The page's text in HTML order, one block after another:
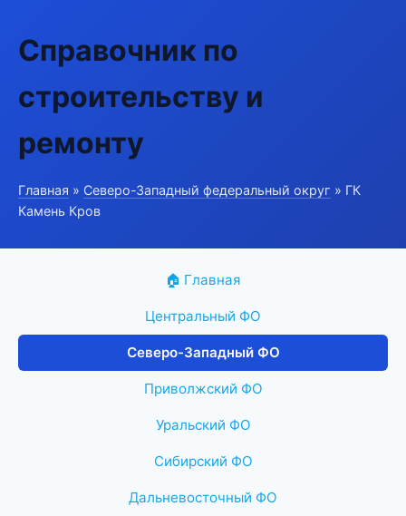
Справочник по
строительству и
ремонту
Главная » Северо-Западный федеральный округ » ГК
Камень Кров
🏠 Главная
Центральный ФО
Северо-Западный ФО
Приволжский ФО
Уральский ФО
Сибирский ФО
Дальневосточный ФО